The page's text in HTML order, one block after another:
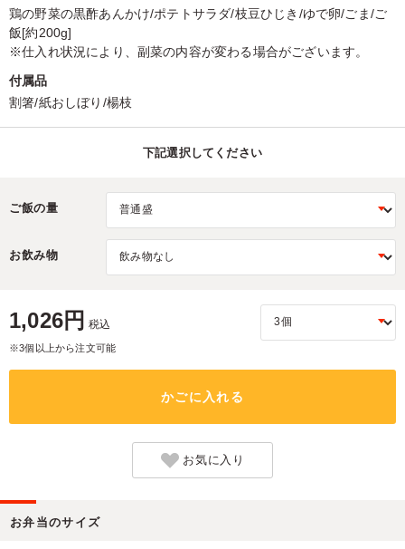
鶏の野菜の黒酢あんかけ/ポテトサラダ/枝豆ひじき/ゆで卵/ごま/ご
飯[約200g]
※仕入れ状況により、副菜の内容が変わる場合がございます。
付属品
割箸/紙おしぼり/楊枝
下記選択してください
ご飯の量
お飲み物
1,026円 税込
※3個以上から注文可能
かごに入れる
お気に入り
お弁当のサイズ